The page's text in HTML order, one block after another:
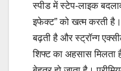
स्पीड में स्टेप-लाइक
इफेक्ट” को खत्म करती
बढ़ती है और स्ट्रॉन्ग
शिफ्ट का अहसास मिलता